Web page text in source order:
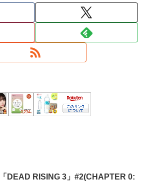
「DEAD RISING 3」#2(CHAPTER 0: